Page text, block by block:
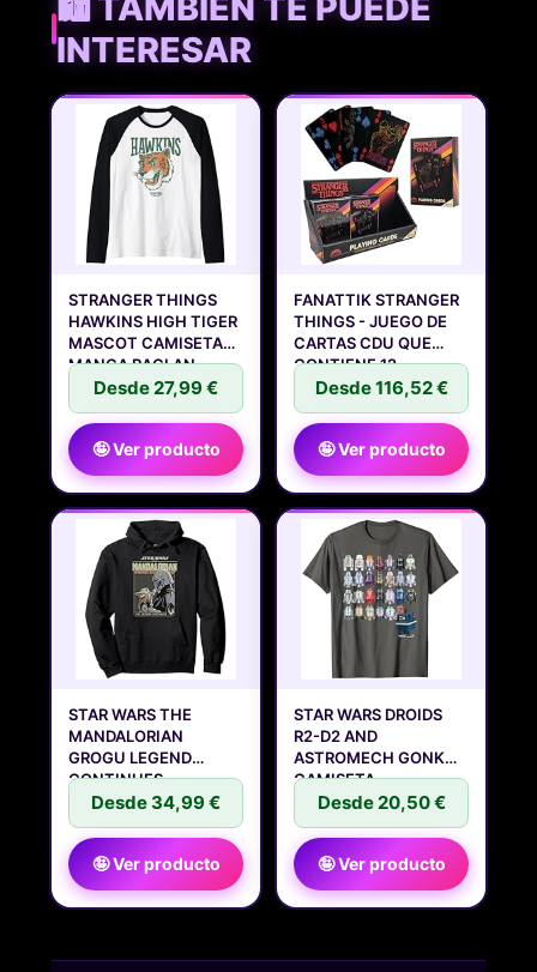
INTERESAR
STRANGER THINGS
HAWKINS HIGH TIGER
MASCOT CAMISETA
MANGA RAGLAN
Desde 27,99 €
🤪 Ver producto
FANATTIK STRANGER
THINGS - JUEGO DE
CARTAS CDU QUE
CONTIENE 12
Desde 116,52 €
🤪 Ver producto
STAR WARS THE
MANDALORIAN
GROGU LEGEND
CONTINUES
SUDADERA CON
Desde 34,99 €
🤪 Ver producto
STAR WARS DROIDS
R2-D2 AND
ASTROMECH GONK
CAMISETA
Desde 20,50 €
🤪 Ver producto